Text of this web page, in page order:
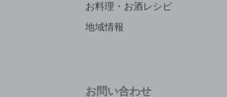
お料理・お酒レシピ
地域情報
お問い合わせ